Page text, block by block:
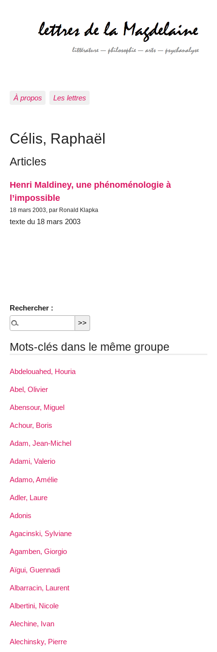
À propos Les lettres
Célis, Raphaël
Articles
Henri Maldiney, une phénoménologie à
l’impossible
18 mars 2003, par Ronald Klapka
texte du 18 mars 2003
Rechercher :
Mots-clés dans le même groupe
Abdelouahed, Houria
Abel, Olivier
Abensour, Miguel
Achour, Boris
Adam, Jean-Michel
Adami, Valerio
Adamo, Amélie
Adler, Laure
Adonis
Agacinski, Sylviane
Agamben, Giorgio
Aïgui, Guennadi
Albarracin, Laurent
Albertini, Nicole
Alechine, Ivan
Alechinsky, Pierre